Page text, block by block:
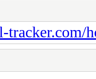
tracker.com/